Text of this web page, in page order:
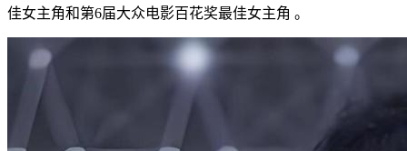
佳女主角和第6届大众电影百花奖最佳女主角 。